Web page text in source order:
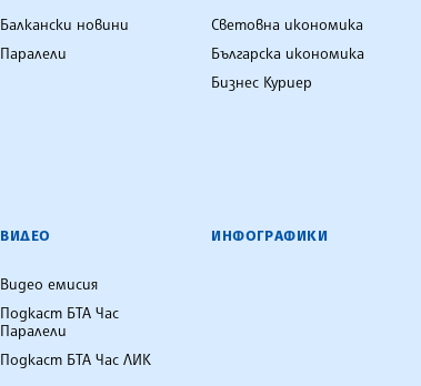
Балкански новини
Паралели
Световна икономика
Българска икономика
Бизнес Куриер
ВИДЕО
Видео емисия
Подкаст БТА Час
Паралели
Подкаст БТА Час ЛИК
ИНФОГРАФИКИ